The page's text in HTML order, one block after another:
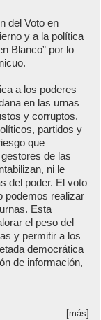
del Voto en
y a la política
Blanco” por lo
a los poderes
en las urnas
y corruptos.
partidos y
que
de las
ni le
del poder. El voto
podemos realizar
Esta
el peso del
y permitir a los
democrática
de información,
[más]